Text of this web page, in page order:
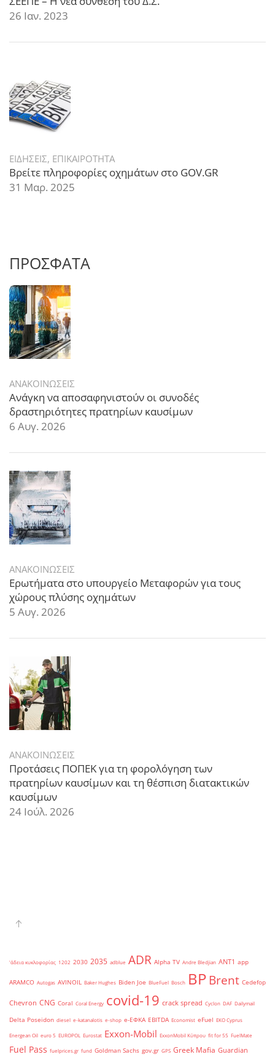
26 Ιαν. 2023
ΕΙΔΗΣΕΙΣ, ΕΠΙΚΑΙΡΟΤΗΤΑ
Βρείτε πληροφορίες οχημάτων στο GOV.GR
31 Μαρ. 2025
ΠΡΟΣΦΑΤΑ
ΑΝΑΚΟΙΝΩΣΕΙΣ
Ανάγκη να αποσαφηνιστούν οι συνοδές
δραστηριότητες πρατηρίων καυσίμων
6 Αυγ. 2026
ΑΝΑΚΟΙΝΩΣΕΙΣ
Ερωτήματα στο υπουργείο Μεταφορών για τους
χώρους πλύσης οχημάτων
5 Αυγ. 2026
ΑΝΑΚΟΙΝΩΣΕΙΣ
Προτάσεις ΠΟΠΕΚ για τη φορολόγηση των
πρατηρίων καυσίμων και τη θέσπιση διατακτικών
καυσίμων
24 Ιούλ. 2026
'άδεια κυκλοφορίας 1202 2030 2035 adblue ADR Alpha TV Andre Bledjian ANT1 app
ARAMCO Autogas AVINOIL Baker Hughes Biden Joe BlueFuel Bosch BPBrent Cedefop
Chevron CNG Coral Coral Energy covid-19 crack spread Cyclon DAF Dailymail
Delta Poseidon diesel e-katanalotis e-shop e-ΕΦΚΑ EBITDA Economist eFuel EKO Cyprus
Energean Oil euro 5 EUROPOL Eurostat Exxon-Mobil ExxonMobil Κύπρου fit for 55 FuelMate
Fuel Pass fuelprices.gr fund Goldman Sachs gov.gr GPS Greek Mafia Guardian